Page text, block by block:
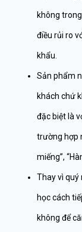
không
điều rủi ro
khẩu.
Sản phẩm
khách chứ
đặc biệt là
trường hợp
miếng”,
Thay vì quý
học cách
không để